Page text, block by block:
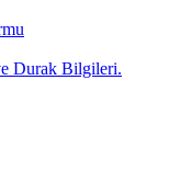
Durak Bilgileri.